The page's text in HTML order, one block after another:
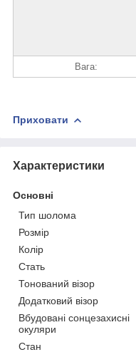
Вага:
Приховати
Характеристики
Основні
Тип шолома
Розмір
Колір
Стать
Тонований візор
Додатковий візор
Вбудовані сонцезахисні
окуляри
Стан